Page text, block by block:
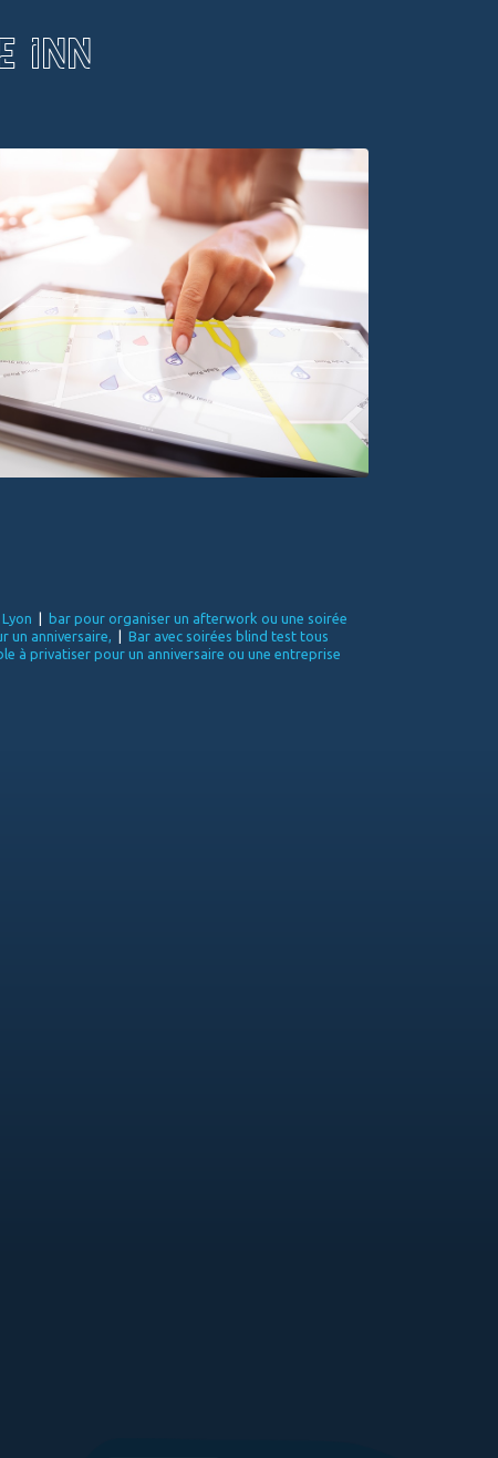
INN
bar pour organiser un afterwork ou une soirée
un anniversaire,
Bar avec soirées blind test tous
à privatiser pour un anniversaire ou une entreprise